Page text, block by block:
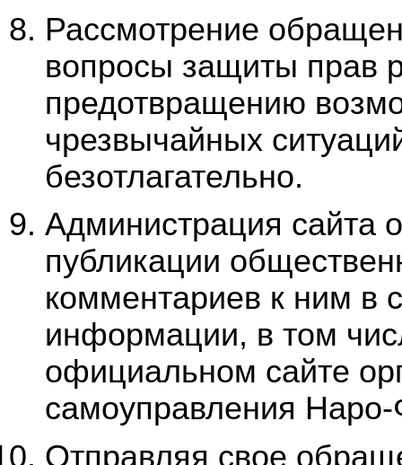
Рассмотрение
вопросы защиты прав
предотвращению
чрезвычайных
безотлагательно.
Администрация сайта
публикации
комментариев к ним в
информации, в том
официальном сайте
самоуправления Наро-
Отправляя свое